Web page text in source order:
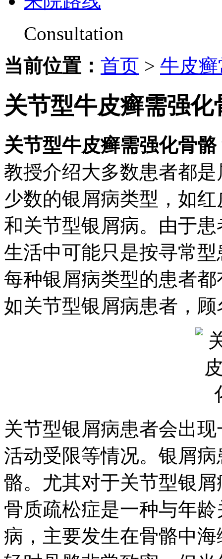
Consultation
当前位置： 首页 > 牛皮
关节型牛皮癣需强化
关节型牛皮癣需强化骨骼
教授介绍大多数患者都
少数的银屑病类型，如
和关节型银屑病。由于
生活中可能只是按寻常
每种银屑病类型的患者
如关节型银屑病患者，
关节型银屑病患者会出
活动受限等情况。银屑
骼。尤其对于关节型银
骨质疏松症是一种与年
病，主要发生在骨骼中